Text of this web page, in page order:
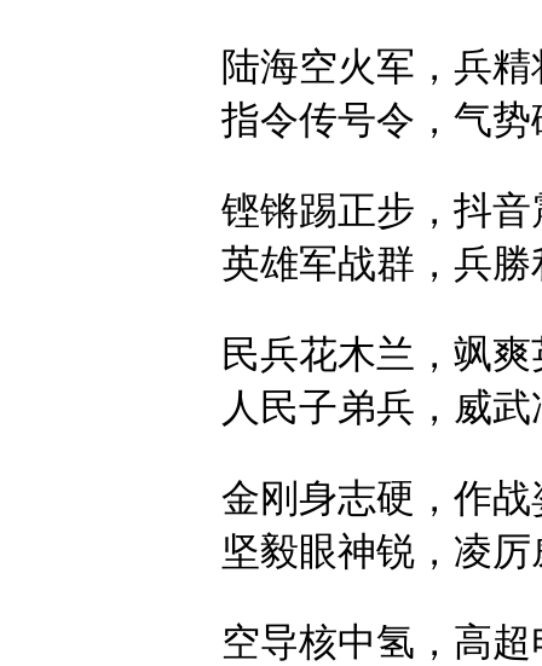
陆海空火军， 兵精
指令传号令， 气势
铿锵踢正步， 抖音
英雄军战群， 兵勝
民兵花木兰， 飒爽
人民子弟兵， 威
金刚身志硬， 作战
坚毅眼神锐， 凌厉
空导核中氢， 高超